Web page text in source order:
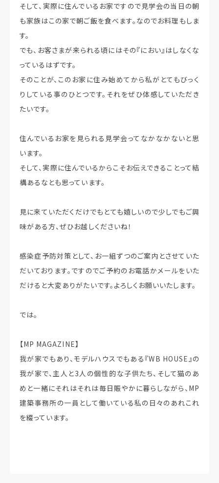
そして、実際に住んでいるお家ですので見学会の当日の朝
も家族はこの家で朝ご飯を食べます。なのでお料理もしま
す。
でも、お客さまが来られる頃にはその『におい』はしなくな
っているはずです。
そのことが、このお家に住み始めてから私がとてもびっく
りしている事のひとつです。それをぜひ体感していただき
たいです。
住んでいるお家を見られる見学会ってなかなかないと思
います。
そして、実際に住んでいるからこそお伝えできることって結
構あるなとも思っています。
見に来ていただくだけでもとても嬉しいので少しでもご興
味がある方、ぜひお越しくださいね！
感染症予防対策として、お一組ずつのご案内とさせていた
だいております。ですのでご予約のお電話かメールをいた
だけると大変ありがたいです。よろしくお願いいたします。
では。
【MP MAGAZINE】
我が家でもあり、モデルハウスでもある『WB HOUSE』の
我が家で、主人と3人の個性的な子供たち、そして猫のあ
めと一緒にそれはそれは毎日賑やかに暮らしながら、MP
建築事務所の一員として働いている私の日々のあれこれ
を綴っています。